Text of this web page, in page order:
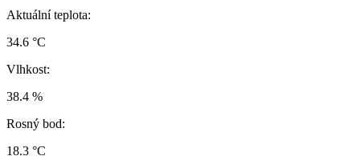
Aktuální teplota:
34.6 °C
Vlhkost:
38.4 %
Rosný bod:
18.3 °C